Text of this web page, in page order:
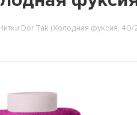
Dor Tak (Холодная фуксия, 40/